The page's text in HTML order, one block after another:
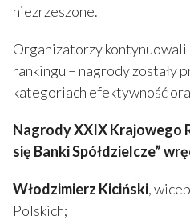
niezrzeszone.
Organizatorzy kontynuowali
rankingu – nagrody zostały
kategoriach efektywność
Nagrody XXIX Krajowego
się Banki Spółdzielcze”
Włodzimierz Kiciński,
Polskich;